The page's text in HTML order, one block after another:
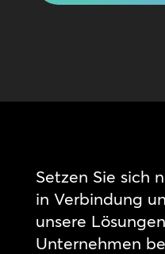
Setzen Sie sich
in Verbindung
unsere
Unternehmen